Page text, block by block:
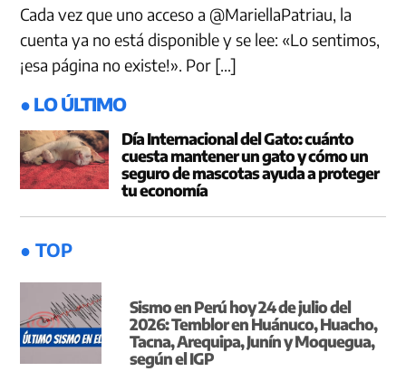
Cada vez que uno acceso a @MariellaPatriau, la
cuenta ya no está disponible y se lee: «Lo sentimos,
¡esa página no existe!». Por […]
● LO ÚLTIMO
Día Internacional del Gato: cuánto
cuesta mantener un gato y cómo un
seguro de mascotas ayuda a proteger
tu economía
● TOP
Sismo en Perú hoy 24 de julio del
2026: Temblor en Huánuco, Huacho,
Tacna, Arequipa, Junín y Moquegua,
según el IGP